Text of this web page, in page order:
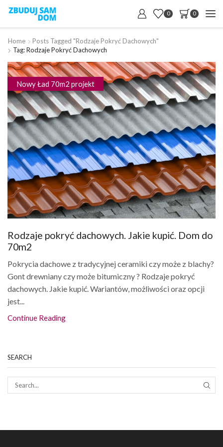
0 0
Home
Posts Tagged "Rodzaje Pokryć Dachowych"
Tag: Rodzaje Pokryć Dachowych
Nowy Ład 70m2 projekt
Rodzaje pokryć dachowych. Jakie kupić. Dom do
70m2
Pokrycia dachowe z tradycyjnej ceramiki czy może z blachy?
Gont drewniany czy może bitumiczny ? Rodzaje pokryć
dachowych. Jakie kupić. Wariantów, możliwości oraz opcji
jest...
Continue Reading
SEARCH